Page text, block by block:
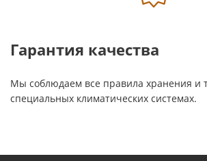
Гарантия качества
Мы соблюдаем все правила хранения и
специальных климатических системах.